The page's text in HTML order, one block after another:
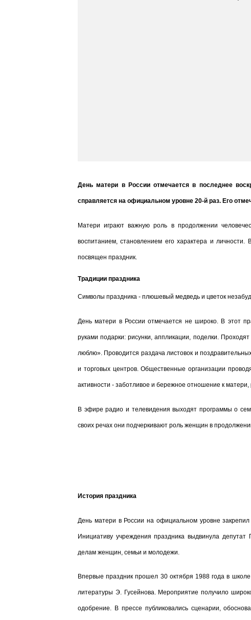
День матери в России отмечается в последнее
справляется на официальном уровне 20-й раз. Его
Матери играют важную роль в продолжении
воспитанием, становлением его характера и
посвящен праздник.
Традиции праздника
Символы праздника - плюшевый медведь и цветок
День матери в России отмечается не широко. В этот
руками подарки: рисунки, аппликации, поделки.
люблю». Проводится раздача листовок и
и торговых центров. Общественные организации
активности - заботливое и бережное отношение к
В эфире радио и телевидения выходят программы о
своих речах они подчеркивают роль женщин в
История праздника
День матери в России на официальном уровне
Инициативу учреждения праздника выдвинула
делам женщин, семьи и молодежи.
Впервые праздник прошел 30 октября 1988 года в
литературы Э. Гусейнова. Мероприятие получило
одобрение. В прессе публиковались сценарии,